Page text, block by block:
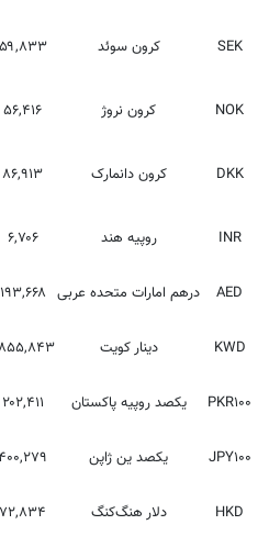
SEK کرون سوئد ۵۹,۸۳۳
NOK کرون نروژ ۵۶,۴۱۶
DKK کرون دانمارک ۸۶,۹۱۳
INR روپیه هند ۶,۷۰۶
AED درهم امارات متحده عربی ۱۹۳,۶۶۸
KWD دینار کویت
PKR۱۰۰ یکصد روپیه پاکستان ۲۰۲,۴۱۱
JPY۱۰۰ یکصد ین ژاپن ۴۰۰,۲۷۹
HKD دلار هنگ‌کنگ ۷۲,۸۳۴